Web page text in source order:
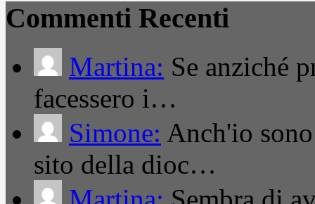
Commenti Recenti
Martina: Se anziché
facessero i…
Simone: Anch'io
sito della dioc…